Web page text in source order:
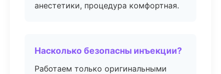
анестетики, процедура комфортная.
Насколько безопасны инъекции?
Работаем только оригинальными